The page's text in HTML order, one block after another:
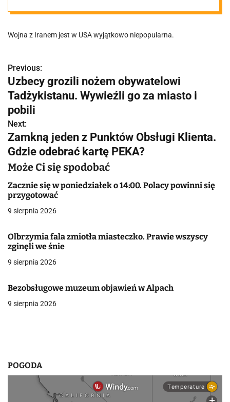
z USA
Wojna z Iranem jest w USA wyjątkowo niepopularna.
N
a
w
i
g
a
c
j
w
p
i
s
Previous:
Uzbecy grozili nożem obywatelowi
Tadżykistanu. Wywieźli go za miasto i
pobili
Next:
Zamkną jeden z Punktów Obsługi Klienta.
Gdzie odebrać kartę PEKA?
Może Ci się spodobać
Zacznie się w poniedziałek o 14:00. Polacy powinni się
przygotować
9 sierpnia 2026
Olbrzymia fala zmiotła miasteczko. Prawie wszyscy
zginęli we śnie
9 sierpnia 2026
Bezobsługowe muzeum objawień w Alpach
9 sierpnia 2026
POGODA